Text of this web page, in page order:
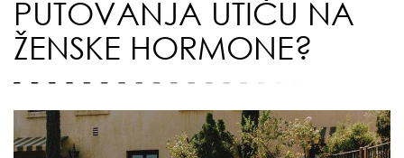
PUTOVANJA UTIČU NA
ŽENSKE HORMONE?